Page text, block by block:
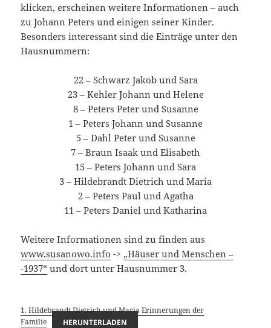
klicken, erscheinen weitere Informationen – auch
zu Johann Peters und einigen seiner Kinder.
Besonders interessant sind die Einträge unter den
Hausnummern:
22 – Schwarz Jakob und Sara
23 – Kehler Johann und Helene
8 – Peters Peter und Susanne
1 – Peters Johann und Susanne
5 – Dahl Peter und Susanne
7 – Braun Isaak und Elisabeth
15 – Peters Johann und Sara
3 – Hildebrandt Dietrich und Maria
2 – Peters Paul und Agatha
11 – Peters Daniel und Katharina
Weitere Informationen sind zu finden aus
www.susanowo.info -> „Häuser und Menschen –
-1937“ und dort unter Hausnummer 3.
1. Hildebrandt Dietrich und Maria Erinnerungen der
Familie
HERUNTERLADEN